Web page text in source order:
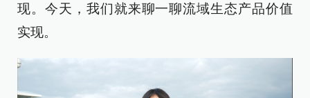
现。今天，我们就来聊一聊流域生态产品价值
实现。